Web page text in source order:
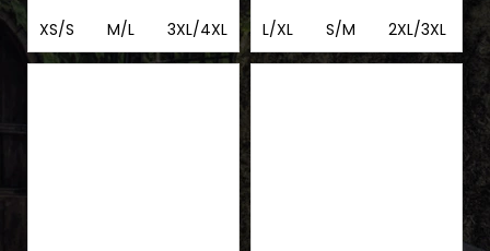
XS/S M/L 3XL/4XL XL/2XL
L/XL S/M 2XL/3XL